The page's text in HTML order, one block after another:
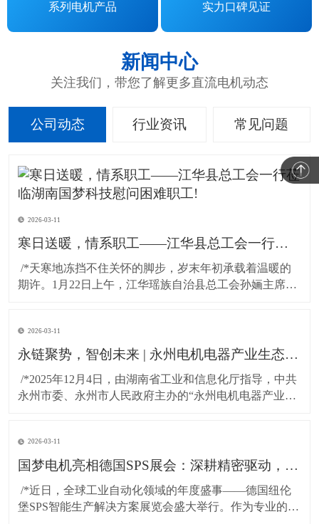
系列电机产品 实力口碑见证
新闻中心
关注我们，带您了解更多直流电机动态
公司动态 行业资讯 常见问题
2026-03-11
寒日送暖，情系职工——江华县总工会一行莅临湖南国梦科技慰问困难职工!
期许。1月22日上午，江华瑶族自治县总工会孙婳主席、
挂，专程到访湖南国梦科技开展慰问活动，为百余名坚
守岗位的困难职工送上精心准备的粮油物资，以
2026-03-11
永链聚势，智创未来 | 永州电机电器产业生态对接会在湖南国梦园区隆重召开！
永州市委、永州市人民政府主办的“永州电机电器产业生
图”为主题，汇聚了政府领导、行业专家与产业链伙伴，
共商发展大计，共谋协同未来。*
2026-03-11
国梦电机亮相德国SPS展会：深耕精密驱动，连接全球智造！
堡SPS智能生产解决方案展览会盛大举行。作为专业的无